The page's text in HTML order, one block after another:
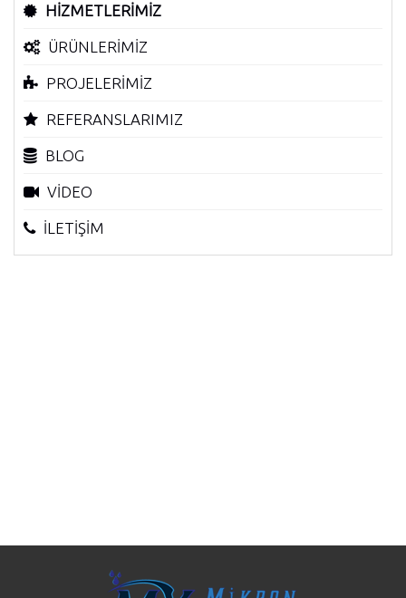
HİZMETLERİMİZ
ÜRÜNLERİMİZ
PROJELERİMİZ
REFERANSLARIMIZ
BLOG
VİDEO
İLETİŞİM